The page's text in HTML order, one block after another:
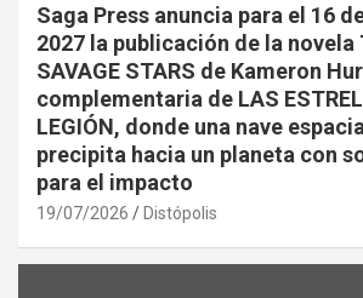
Saga Press anuncia para el 16
2027 la publicación de la novela
SAVAGE STARS de Kameron
complementaria de LAS
LEGIÓN, donde una nave
precipita hacia un planeta con
para el impacto
19/07/2026 Distópolis